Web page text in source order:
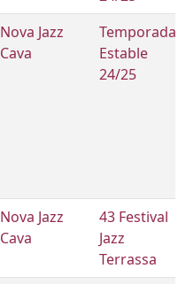
Nova Jazz
Cava
Temporada
Estable
24/25
Nova Jazz
Cava
43 Festival
Jazz
Terrassa